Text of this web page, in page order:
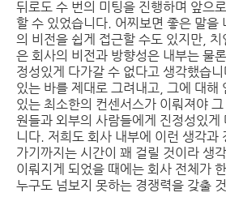
뒤로도 수 번의 미팅을 진행하며 앞으
할 수 있었습니다. 어찌보면 좋은 말을
의 비전을 쉽게 접근할 수도 있지만,
은 회사의 비전과 방향성은 내부는 물
정성있게 다가갈 수 없다고 생각했습
있는 바를 제대로 그려내고, 그에 대해
있는 최소한의 컨센서스가 이뤄져야
원들과 외부의 사람들에게 진정성있게
니다. 저희도 회사 내부에 이런 생각과
가기까지는 시간이 꽤 걸릴 것이라 생
이뤄지게 되었을 때에는 회사 전체가
누구도 넘보지 못하는 경쟁력을 갖출